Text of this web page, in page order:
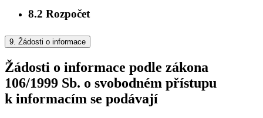
8.2 Rozpočet
9. Žádosti o informace
Žádosti o informace podle zákona
106/1999 Sb. o svobodném přístupu
k informacím se podávají